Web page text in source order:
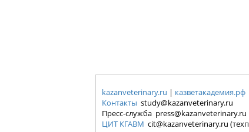
kazanveterinary.ru | казветакадемия.рф
Контакты study@kazanveterinary.ru
Пресс-служба press@kazanveterinary.ru
ЦИТ КГАВМ cit@kazanveterinary.ru